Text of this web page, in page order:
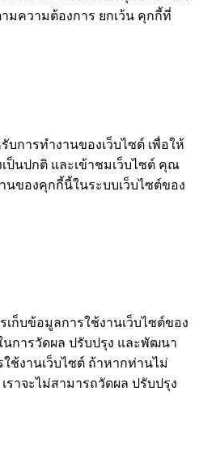
มความต้องการ ยกเว้น คุกกี้ที่
บการทำงานของเว็บไซต์ เพื่อให้
ป็นปกติ และเข้าชมเว็บไซต์ คุณ
นของคุกกี้นี้ในระบบเว็บไซต์ของ
เก็บข้อมูลการใช้งานเว็บไซต์ของ
การวัดผล ปรับปรุง และพัฒนา
ช้งานเว็บไซต์ ถ้าหากท่านไม่
ราจะไม่สามารถวัดผล ปรับปรุง